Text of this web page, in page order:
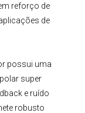
reforço de
de
possui uma
super
e ruído
robusto